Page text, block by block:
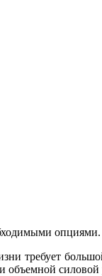
опциями.
требует
объемной силовой